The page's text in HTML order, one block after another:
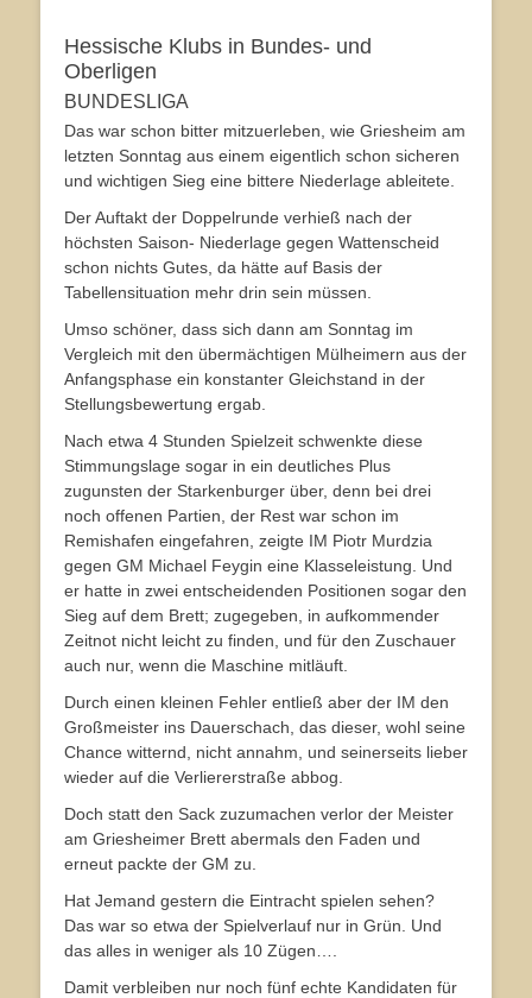
Hessische Klubs in Bundes- und
Oberligen
BUNDESLIGA
Das war schon bitter mitzuerleben, wie Griesheim am
letzten Sonntag aus einem eigentlich schon sicheren
und wichtigen Sieg eine bittere Niederlage ableitete.
Der Auftakt der Doppelrunde verhieß nach der
höchsten Saison- Niederlage gegen Wattenscheid
schon nichts Gutes, da hätte auf Basis der
Tabellensituation mehr drin sein müssen.
Umso schöner, dass sich dann am Sonntag im
Vergleich mit den übermächtigen Mülheimern aus der
Anfangsphase ein konstanter Gleichstand in der
Stellungsbewertung ergab.
Nach etwa 4 Stunden Spielzeit schwenkte diese
Stimmungslage sogar in ein deutliches Plus
zugunsten der Starkenburger über, denn bei drei
noch offenen Partien, der Rest war schon im
Remishafen eingefahren, zeigte IM Piotr Murdzia
gegen GM Michael Feygin eine Klasseleistung. Und
er hatte in zwei entscheidenden Positionen sogar den
Sieg auf dem Brett; zugegeben, in aufkommender
Zeitnot nicht leicht zu finden, und für den Zuschauer
auch nur, wenn die Maschine mitläuft.
Durch einen kleinen Fehler entließ aber der IM den
Großmeister ins Dauerschach, das dieser, wohl seine
Chance witternd, nicht annahm, und seinerseits lieber
wieder auf die Verliererstraße abbog.
Doch statt den Sack zuzumachen verlor der Meister
am Griesheimer Brett abermals den Faden und
erneut packte der GM zu.
Hat Jemand gestern die Eintracht spielen sehen?
Das war so etwa der Spielverlauf nur in Grün. Und
das alles in weniger als 10 Zügen….
Damit verbleiben nur noch fünf echte Kandidaten für